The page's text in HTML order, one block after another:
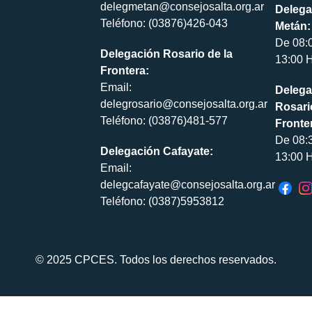
delegmetan@consejosalta.org.ar
Teléfono: (03876)426-043
Delegación Rosario de la
Frontera:
Email:
delegrosario@consejosalta.org.ar
Teléfono: (03876)481-577
Delegación Cafayate:
Email:
delegcafayate@consejosalta.org.ar
Teléfono: (0387)5953812
Metán:
De
13:00
De
13:00
© 2025 CPCES. Todos los derechos reservados.